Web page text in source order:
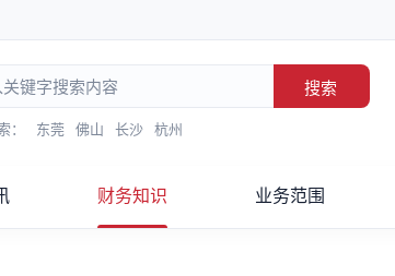
搜索
： 东莞 佛山 长沙 杭州
财务知识 业务范围